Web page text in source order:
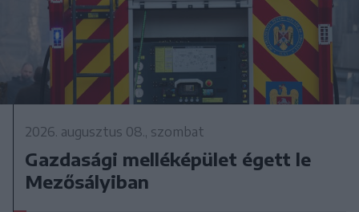
2026. augusztus 08., szombat
Gazdasági melléképület égett le
Mezősályiban